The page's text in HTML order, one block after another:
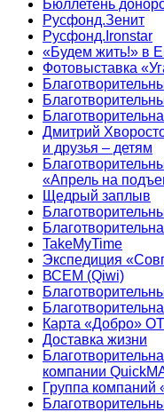
Бюллетень
Русфонд.Зенит
Русфонд.Ironstar
«Будем жить!» в
Фотовыставка
Дмитрий
и друзья – детям
«Апрель на
Щедрый заплыв
TakeMyTime
Экспедиция
ВСЕМ (Qiwi)
Карта «Добро»
Доставка жизни
компании
Группа компаний